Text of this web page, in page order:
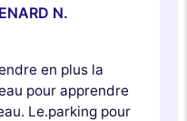
N.
en plus la
pour apprendre
Le.parking pour